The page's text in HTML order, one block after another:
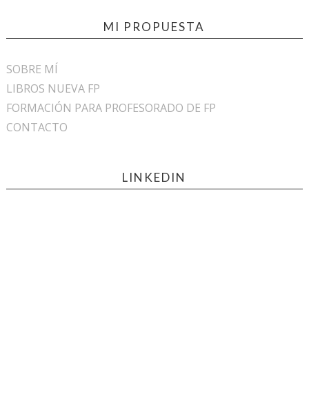
MI PROPUESTA
SOBRE MÍ
LIBROS NUEVA FP
FORMACIÓN PARA PROFESORADO DE FP
CONTACTO
LINKEDIN